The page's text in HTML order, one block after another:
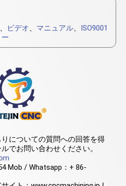
、 ビデオ、 マニュアル、 ISO9001
についての質問への回答を得
でお問い合わせください。
Mob / Whatsapp：+ 86-